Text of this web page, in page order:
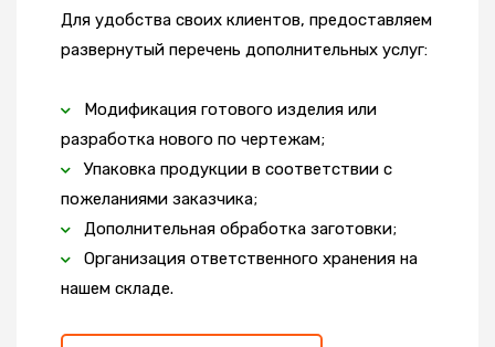
Для удобства своих клиентов, предоставляем
развернутый перечень дополнительных услуг:
Модификация готового изделия или
разработка нового по чертежам;
Упаковка продукции в соответствии с
пожеланиями заказчика;
Дополнительная обработка заготовки;
Организация ответственного хранения на
нашем складе.